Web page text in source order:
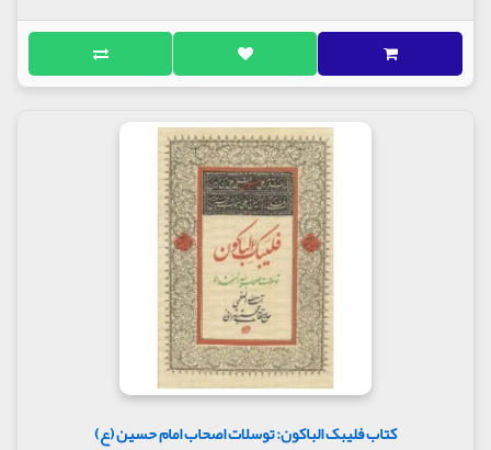
مولف : آیت الله سید رضا صدر
ناشر : انتشارات بوستان کتاب
کتاب فلیبک الباکون: توسلات اصحاب امام حسین (ع)